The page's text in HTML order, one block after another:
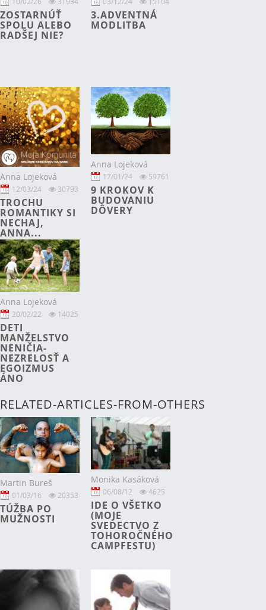
ZOSTARNÚŤ
SPOLU ALEBO
RADŠEJ NIE?
3.ADVENTNÁ
MODLITBA
Anna Lojeková
12/03/24 30793
TROCHU
ROMANTIKY SI
NECHAJ,
ANNA...
Anna Lojeková
17/01/24 59761
9 KROKOV K
BUDOVANIU
DÔVERY
Anna Lojeková
20/02/22 14025
DETI
MANŽELSTVO
NENIČIA-
NEZRELOSŤ A
EGOIZMUS
ÁNO
RELATED-ARTICLES-FROM-OTHERS
Martin Bureš
01/03/16 20353
TÚŽBA PO
MUŽNOSTI
Monika Kasáková
06/08/12 4625
IDE O VŠETKO
(MOJE
SVEDECTVO Z
TOHOROČNÉHO
CAMPFESTU)